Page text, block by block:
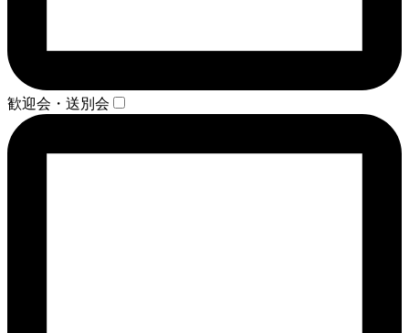
歓迎会・送別会